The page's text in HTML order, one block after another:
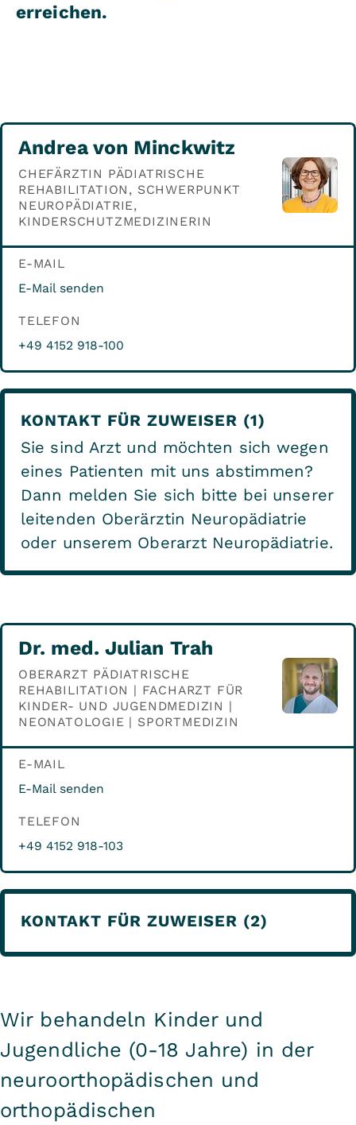
erreichen.
Andrea von Minckwitz
CHEFÄRZTIN PÄDIATRISCHE
REHABILITATION, SCHWERPUNKT
NEUROPÄDIATRIE,
KINDERSCHUTZMEDIZINERIN
E-MAIL
E-Mail senden
TELEFON
+49 4152 918-100
KONTAKT FÜR ZUWEISER (1)
Sie sind Arzt und möchten sich wegen
eines Patienten mit uns abstimmen?
Dann melden Sie sich bitte bei unserer
leitenden Oberärztin Neuropädiatrie
oder unserem Oberarzt Neuropädiatrie.
Dr. med. Julian Trah
OBERARZT PÄDIATRISCHE
REHABILITATION | FACHARZT FÜR
KINDER- UND JUGENDMEDIZIN |
NEONATOLOGIE | SPORTMEDIZIN
E-MAIL
E-Mail senden
TELEFON
+49 4152 918-103
KONTAKT FÜR ZUWEISER (2)
Wir behandeln Kinder und
Jugendliche (0-18 Jahre) in der
neuroorthopädischen und
orthopädischen